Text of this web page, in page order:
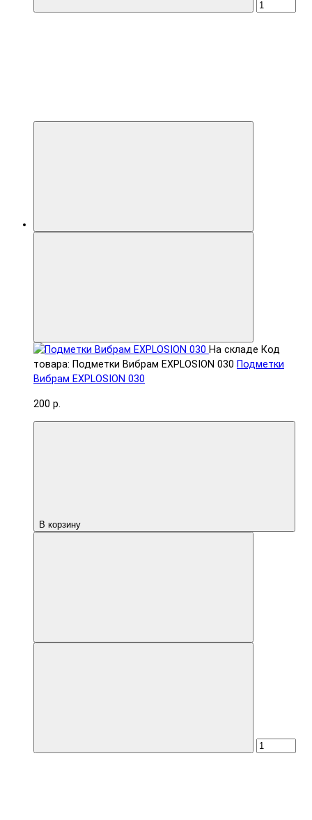
На складе Код
товара: Подметки Вибрам EXPLOSION 030 Подметки
Вибрам EXPLOSION 030
200 р.
В корзину